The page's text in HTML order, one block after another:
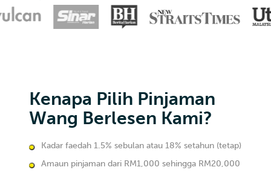
Kenapa Pilih Pinjaman
Wang Berlesen Kami?
Kadar faedah 1.5% sebulan atau 18% setahun (tetap)
Amaun pinjaman dari RM1,000 sehingga RM20,000